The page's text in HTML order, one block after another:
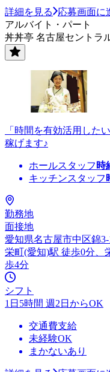
詳細を見る
応募画面に
アルバイト・パート
丼丼亭 名古屋セントラ
「時間を有効活用した
稼げます♪
ホールスタッフ 時
キッチンスタッフ
勤務地
面接地
愛知県名古屋市中区錦
栄町(愛知)駅 徒歩0分、
歩4分
シフト
1日5時間 週2日からOK
交通費支給
未経験OK
まかないあり